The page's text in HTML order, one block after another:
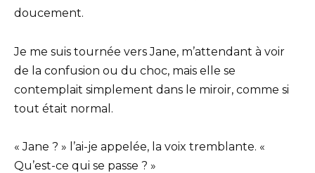
doucement.
Je me suis tournée vers Jane, m’attendant à voir
de la confusion ou du choc, mais elle se
contemplait simplement dans le miroir, comme si
tout était normal.
« Jane ? » l’ai-je appelée, la voix tremblante. «
Qu’est-ce qui se passe ? »